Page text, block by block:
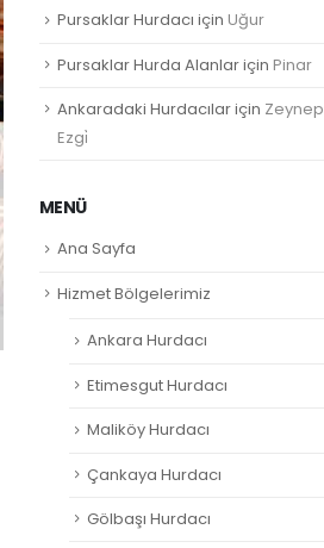
Pursaklar Hurdacı için Uğur
Pursaklar Hurda Alanlariçin Pinar
Ankaradaki Hurdacılariçin Zeynep
Ezgi̇
MENÜ
Ana Sayfa
Hizmet Bölgelerimiz
Ankara Hurdacı
Etimesgut Hurdacı
Maliköy Hurdacı
Çankaya Hurdacı
Gölbaşı Hurdacı